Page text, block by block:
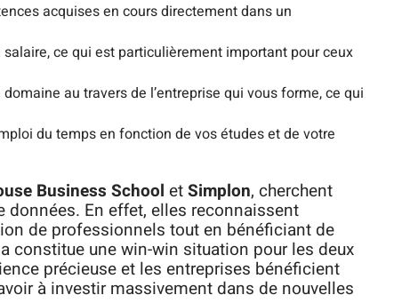
acquises en cours directement dans un
ce qui est particulièrement important pour ceux
au travers de l’entreprise qui vous forme, ce qui
du temps en fonction de vos études et de votre
Business School etSimplon, cherchent
données. En effet, elles reconnaissent
de professionnels tout en bénéficiant de
constitue une win-win situation pour les deux
précieuse et les entreprises bénéficient
à investir massivement dans de nouvelles